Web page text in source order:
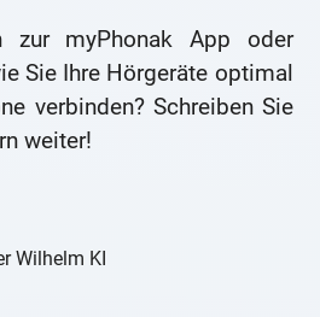
zur myPhonak App oder
Sie Ihre Hörgeräte optimal
verbinden? Schreiben Sie
weiter!
Wilhelm KI